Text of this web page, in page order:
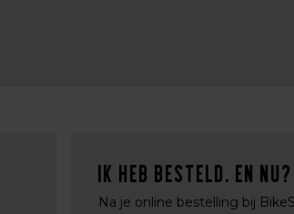
Ik heb besteld. En nu?
Na je online bestelling bij